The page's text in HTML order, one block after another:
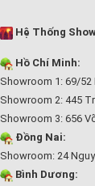
Hệ Thống
Hồ Chí Minh:
Showroom 1: 69/52
Showroom 2: 445
Showroom 3: 656
Đồng Nai:
Showroom: 24
Bình Dương: